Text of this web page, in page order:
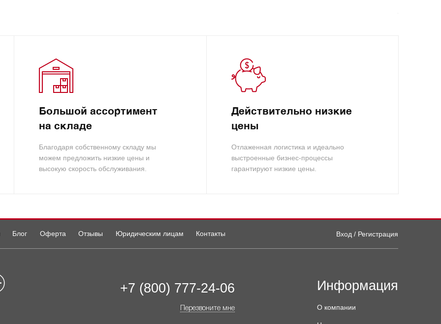
Большой ассортимент
на складе
Благодаря собственному складу мы
можем предложить низкие цены и
высокую скорость обслуживания.
Действительно низкие
цены
Отлаженная логистика и идеально
выстроенные бизнес-процессы
гарантируют низкие цены.
Блог Оферта Отзывы Юридическим лицам Контакты Вход / Регистрация
+7 (800) 777-24-06
Перезвоните мне
Информация
О компании